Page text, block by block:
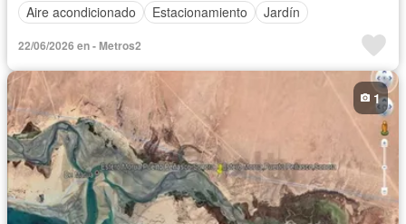
Aire acondicionado
Estacionamiento Jardín
22/06/2026 en - Metros2
1